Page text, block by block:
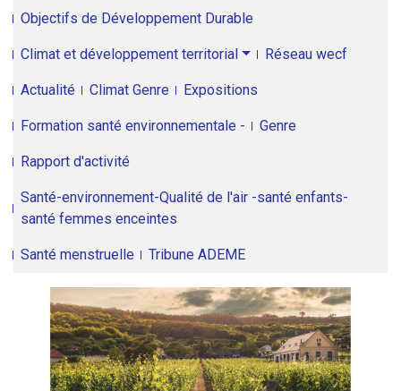
Objectifs de Développement Durable
Climat et développement territorial Réseau wecf
Actualité Climat Genre Expositions
Formation santé environnementale - Genre
Rapport d'activité
Santé-environnement-Qualité de l'air -santé enfants-
santé femmes enceintes
Santé menstruelle Tribune ADEME